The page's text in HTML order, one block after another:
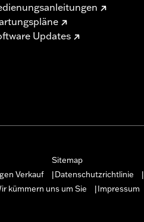
Updates
Sitemap
Verkauf Datenschutzrichtlinie
kümmern uns um Sie
Impressum